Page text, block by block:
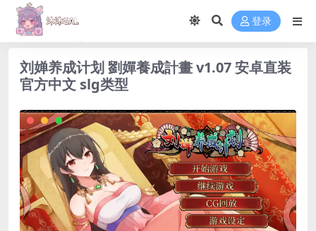
登录
刘婵养成计划 劉嬋養成計畫 v1.07 安卓直装
官方中文 slg类型